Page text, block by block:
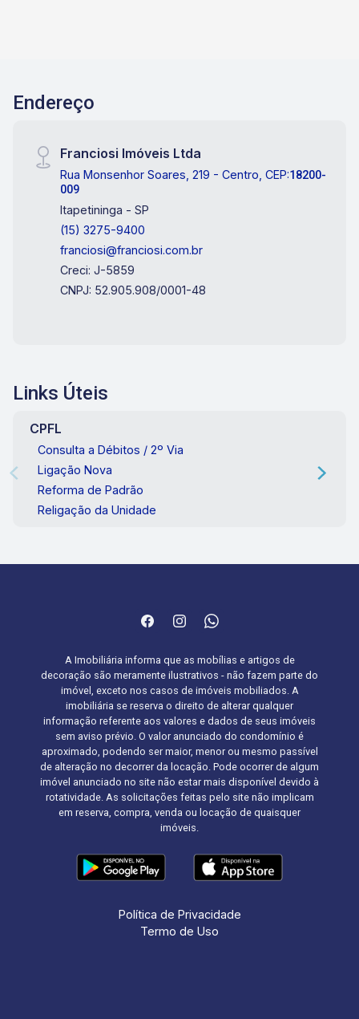
Endereço
Franciosi Imóveis Ltda
Rua Monsenhor Soares, 219 - Centro, CEP:18200-
009
Itapetininga - SP
(15) 3275-9400
franciosi@franciosi.com.br
Creci: J-5859
CNPJ: 52.905.908/0001-48
Links Úteis
CPFL
Consulta a Débitos / 2º Via
Ligação Nova
Reforma de Padrão
Religação da Unidade
A Imobiliária informa que as mobílias e artigos de
decoração são meramente ilustrativos - não fazem parte do
imóvel, exceto nos casos de imóveis mobiliados. A
imobiliária se reserva o direito de alterar qualquer
informação referente aos valores e dados de seus imóveis
sem aviso prévio. O valor anunciado do condomínio é
aproximado, podendo ser maior, menor ou mesmo passível
de alteração no decorrer da locação. Pode ocorrer de algum
imóvel anunciado no site não estar mais disponível devido à
rotatividade. As solicitações feitas pelo site não implicam
em reserva, compra, venda ou locação de quaisquer
imóveis.
Política de Privacidade
Termo de Uso